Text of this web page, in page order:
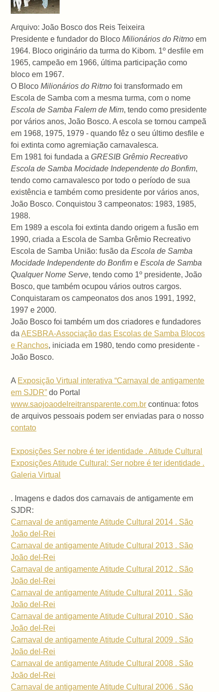
Arquivo: João Bosco dos Reis Teixeira
Presidente e fundador do BlocoMilionários do Ritmo em
1964. Bloco originário da turma do Kibom. 1º desfile em
1965, campeão em 1966, última participação como
bloco em 1967.
O BlocoMilionários do Ritmo foi transformado em
Escola de Samba com a mesma turma, com o nome
Escola de Samba Falem de Mim, tendo como presidente
por vários anos, João Bosco. A escola se tornou campeã
em 1968, 1975, 1979 - quando fêz o seu último desfile e
foi extinta como agremiação carnavalesca.
Em 1981 foi fundada aGRESIB Grêmio Recreativo
Escola de Samba Mocidade Independente do Bonfim,
tendo como carnavalesco por todo o período de sua
existência e também como presidente por vários anos,
João Bosco. Conquistou 3 campeonatos: 1983, 1985,
1988.
Em 1989 a escola foi extinta dando origem a fusão em
1990, criada a Escola de Samba Grêmio Recreativo
Escola de Samba União: fusão daEscola de Samba
Mocidade Independente do Bonfim eEscola de Samba
Qualquer Nome Serve, tendo como 1º presidente, João
Bosco, que também ocupou vários outros cargos.
Conquistaram os campeonatos dos anos 1991, 1992,
1997 e 2000.
João Bosco foi também um dos criadores e fundadores
daAESBRA-Associação das Escolas de Samba Blocos
e Ranchos, iniciada em 1980, tendo como presidente -
João Bosco.
A Exposição Virtual interativa “Carnaval de antigamente
em SJDR” do Portal
www.saojoaodelreitransparente.com.br continua: fotos
de arquivos pessoais podem ser enviadas para o nosso
contato
Exposições Ser nobre é ter identidade . Atitude Cultural
Exposições Atitude Cultural: Ser nobre é ter identidade .
Galeria Virtual
. Imagens e dados dos carnavais de antigamente em
SJDR:
Carnaval de antigamente Atitude Cultural 2014 . São
João del-Rei
Carnaval de antigamente Atitude Cultural 2013 . São
João del-Rei
Carnaval de antigamente Atitude Cultural 2012 . São
João del-Rei
Carnaval de antigamente Atitude Cultural 2011 . São
João del-Rei
Carnaval de antigamente Atitude Cultural 2010 . São
João del-Rei
Carnaval de antigamente Atitude Cultural 2009 . São
João del-Rei
Carnaval de antigamente Atitude Cultural 2008 . São
João del-Rei
Carnaval de antigamente Atitude Cultural 2006 . São